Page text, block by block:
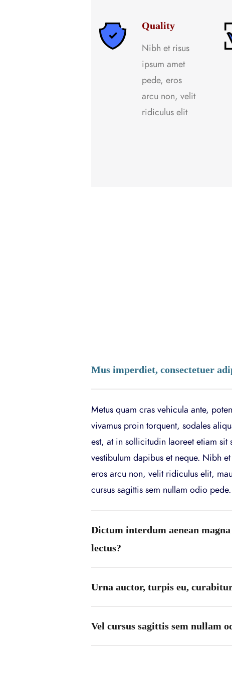
Quality
Nibh et risus
ipsum amet
pede, eros
arcu non, velit
ridiculus elit
Mus imperdiet, consectetuer
Metus quam cras vehicula ante,
vivamus proin torquent, sodales
est, at in sollicitudin laoreet etiam sit
vestibulum dapibus et neque. Nibh
eros arcu non, velit ridiculus elit,
cursus sagittis sem nullam odio pede.
Dictum interdum aenean
lectus?
Urna auctor, turpis eu,
Vel cursus sagittis sem nullam